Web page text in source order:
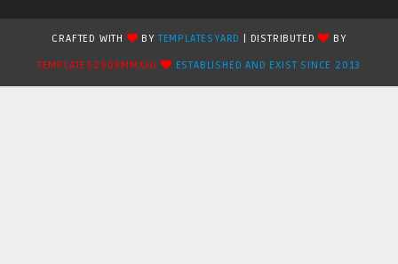
CRAFTED WITH BYTEMPLATESYARD | DISTRIBUTED
BY
TEMPLATES2909MMXXII
ESTABLISHED AND EXIST SINCE 2013